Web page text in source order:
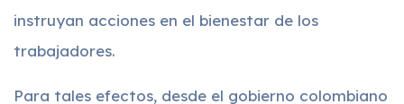
instruyan acciones en el bienestar de los
trabajadores.
Para tales efectos, desde el gobierno colombiano